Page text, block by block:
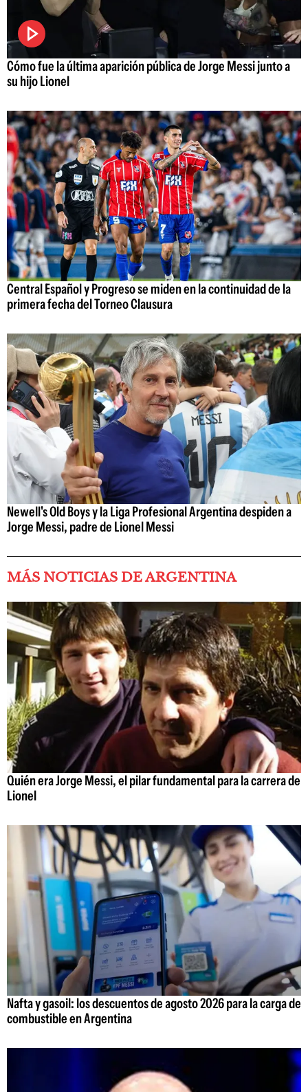
Cómo fue la última aparición pública de Jorge Messi junto a
su hijo Lionel
Central Español y Progreso se miden en la continuidad de la
primera fecha del Torneo Clausura
Newell's Old Boys y la Liga Profesional Argentina despiden a
Jorge Messi, padre de Lionel Messi
MÁS NOTICIAS DE ARGENTINA
Quién era Jorge Messi, el pilar fundamental para la carrera de
Lionel
Nafta y gasoil: los descuentos de agosto 2026 para la carga de
combustible en Argentina